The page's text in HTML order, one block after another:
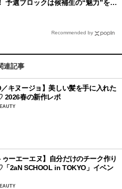
予選ブロックは候補生の“魅力”を重
に変わります
Recommended by
連記事
／キヌージョ】美しい髪を手に入れた
2026春の新作レポ
ゥーエーエヌ】自分だけのチーク作り
2aN SCHOOL in TOKYO」イベン